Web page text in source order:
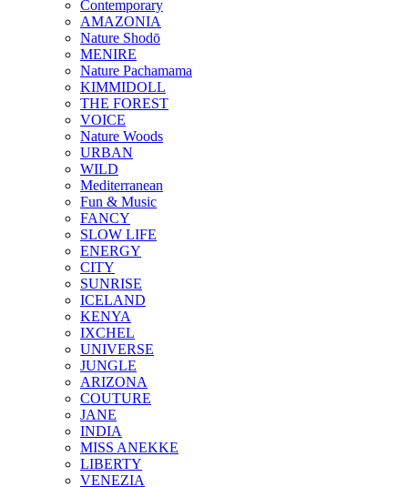
Contemporary
AMAZONIA
Nature Shodō
MENIRE
Nature Pachamama
KIMMIDOLL
THE FOREST
VOICE
Nature Woods
URBAN
WILD
Mediterranean
Fun & Music
FANCY
SLOW LIFE
ENERGY
CITY
SUNRISE
ICELAND
KENYA
IXCHEL
UNIVERSE
JUNGLE
ARIZONA
COUTURE
JANE
INDIA
MISS ANEKKE
LIBERTY
VENEZIA